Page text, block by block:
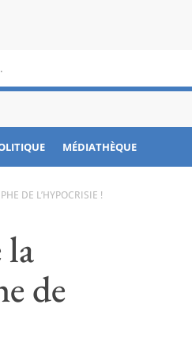
MÉDIATHÈQUE
DE L’HYPOCRISIE !
la
de